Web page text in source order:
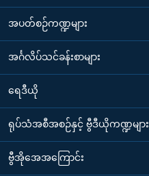
အပတ်စဉ်ကဏ္ဍများ
အင်္ဂလိပ်သင်ခန်းစာများ
ရေဒီယို
ရုပ်သံအစီအစဉ်နှင့် ဗွီဒီယိုကဏ္ဍများ
ဗွီအိုအေအကြောင်း